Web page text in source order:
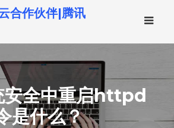
合作伙伴|腾讯
全中重启httpd
是什么？